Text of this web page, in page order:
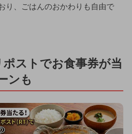
り、ごはんのおかわりも自由で
ストでお食事券が当
ンも